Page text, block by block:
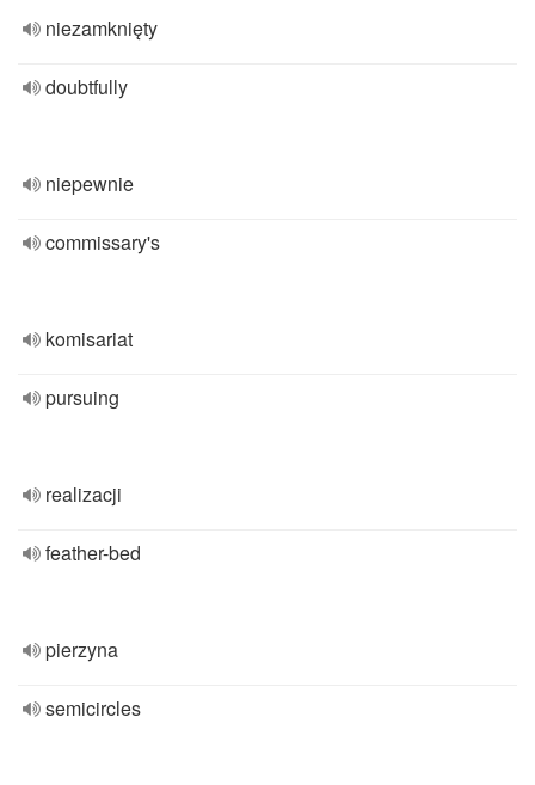
niezamknięty
doubtfully
niepewnie
commissary's
komisariat
pursuing
realizacji
feather-bed
pierzyna
semicircles